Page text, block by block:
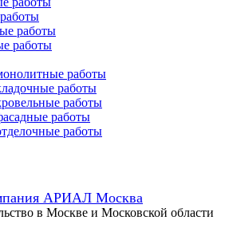
работы
работы
работы
работы
работы
работы
работы
в Москве и Московской области